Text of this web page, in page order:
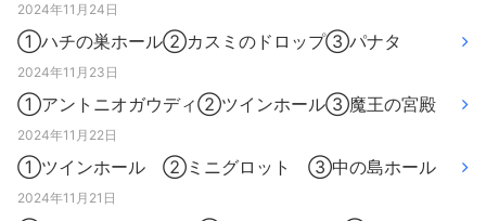
2024年11月24日
①ハチの巣ホール②カスミのドロップ③パナタ
2024年11月23日
①アントニオガウディ②ツインホール③魔王の宮殿
2024年11月22日
①ツインホール ②ミニグロット ③中の島ホール
2024年11月21日